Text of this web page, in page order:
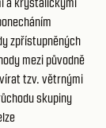
zpřístupněných
mezi původně
tzv. větrnými
skupiny